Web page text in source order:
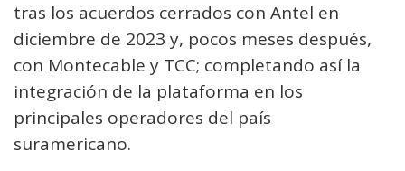
tras los acuerdos cerrados con Antel en
diciembre de 2023 y, pocos meses después,
con Montecable y TCC; completando así la
integración de la plataforma en los
principales operadores del país
suramericano.